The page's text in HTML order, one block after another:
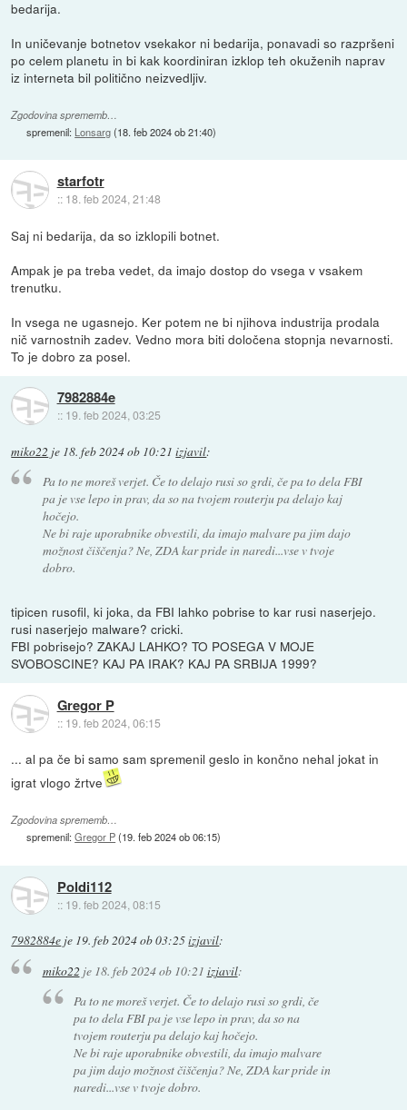
bedarija.
In uničevanje botnetov vsekakor ni bedarija, ponavadi so razpršeni
po celem planetu in bi kak koordiniran izklop teh okuženih naprav
iz interneta bil politično neizvedljiv.
Zgodovina sprememb…
spremenil: Lonsarg(18. feb 2024 ob 21:40)
starfotr
:: 18. feb 2024, 21:48
Saj ni bedarija, da so izklopili botnet.
Ampak je pa treba vedet, da imajo dostop do vsega v vsakem
trenutku.
In vsega ne ugasnejo. Ker potem ne bi njihova industrija prodala
nič varnostnih zadev. Vedno mora biti določena stopnja nevarnosti.
To je dobro za posel.
7982884e
:: 19. feb 2024, 03:25
miko22 je 18. feb 2024 ob 10:21 izjavil:
Pa to ne moreš verjet. Če to delajo rusi so grdi, če pa to dela FBI
pa je vse lepo in prav, da so na tvojem routerju pa delajo kaj
hočejo.
Ne bi raje uporabnike obvestili, da imajo malvare pa jim dajo
možnost čiščenja? Ne, ZDA kar pride in naredi...vse v tvoje
dobro.
tipicen rusofil, ki joka, da FBI lahko pobrise to kar rusi naserjejo.
rusi naserjejo malware? cricki.
FBI pobrisejo? ZAKAJ LAHKO? TO POSEGA V MOJE
SVOBOSCINE? KAJ PA IRAK? KAJ PA SRBIJA 1999?
Gregor P
:: 19. feb 2024, 06:15
... al pa če bi samo sam spremenil geslo in končno nehal jokat in
igrat vlogo žrtve
Zgodovina sprememb…
spremenil:Gregor P(19. feb 2024 ob 06:15)
Poldi112
:: 19. feb 2024, 08:15
7982884e je 19. feb 2024 ob 03:25izjavil:
miko22je 18. feb 2024 ob 10:21 izjavil:
Pa to ne moreš verjet. Če to delajo rusi so grdi, če
pa to dela FBI pa je vse lepo in prav, da so na
tvojem routerju pa delajo kaj hočejo.
Ne bi raje uporabnike obvestili, da imajo malvare
pa jim dajo možnost čiščenja? Ne, ZDA kar pride in
naredi...vse v tvoje dobro.